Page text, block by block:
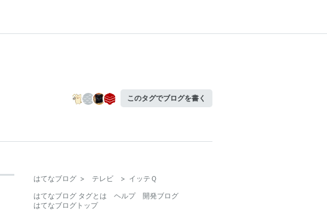
このタグでブログを書く
はてなブログ > テレビ > イッテＱ
はてなブログ タグとは
ヘルプ
開発ブログ
はてなブログトップ